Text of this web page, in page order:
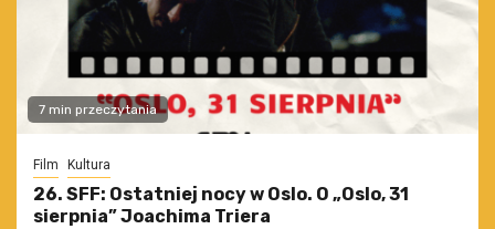
7 min przeczytania
Film Kultura
26. SFF: Ostatniej nocy w Oslo. O „Oslo, 31
sierpnia” Joachima Triera